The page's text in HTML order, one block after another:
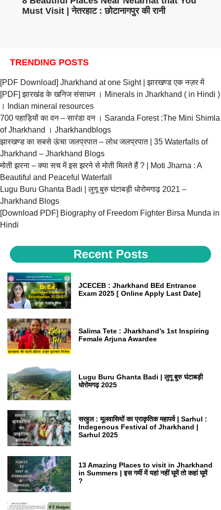
Must Visit | नेतरहाट : छोटानागपुर की रानी
TRENDING POSTS
[PDF Download] Jharkhand at one Sight | झारखण्ड एक नज़र में
[PDF] झारखंड के खनिज संसाधन । Minerals in Jharkhand ( in Hindi )
। Indian mineral resources
700 पहाड़ियों का वन – सारंडा वन । Saranda Forest :The Mini Shimla
of Jharkhand । Jharkhandblogs
झारखण्ड का सबसे ऊंचा जलप्रपात – लोध जलप्रपात | 35 Waterfalls of
Jharkhand – Jharkhand Blogs
मोती झरना – क्या सच में इस झरने से मोती मिलते हैं ? | Moti Jharna : A
Beautiful and Peaceful Waterfall
Lugu Buru Ghanta Badi | लुगू बुरु घंटाबड़ी धोरोमगाढ़ 2021 –
Jharkhand Blogs
[Download PDF] Biography of Freedom Fighter Birsa Munda in
Hindi
Recent Posts
JCECEB : Jharkhand BEd Entrance
Exam 2025 [ Online Apply Last Date]
Salima Tete : Jharkhand’s 1st Inspiring
Female Arjuna Awardee
Lugu Buru Ghanta Badi | लुगू बुरु घंटाबड़ी
धोरोमगढ़ 2025
सरहुल : मूलवासियों का प्राकृतिक महापर्व | Sarhul :
Indegenous Festival of Jharkhand |
Sarhul 2025
13 Amazing Places to visit in Jharkhand
in Summers | इस गर्मी में यहां नहीं घूमें तो कहां घूमें
?